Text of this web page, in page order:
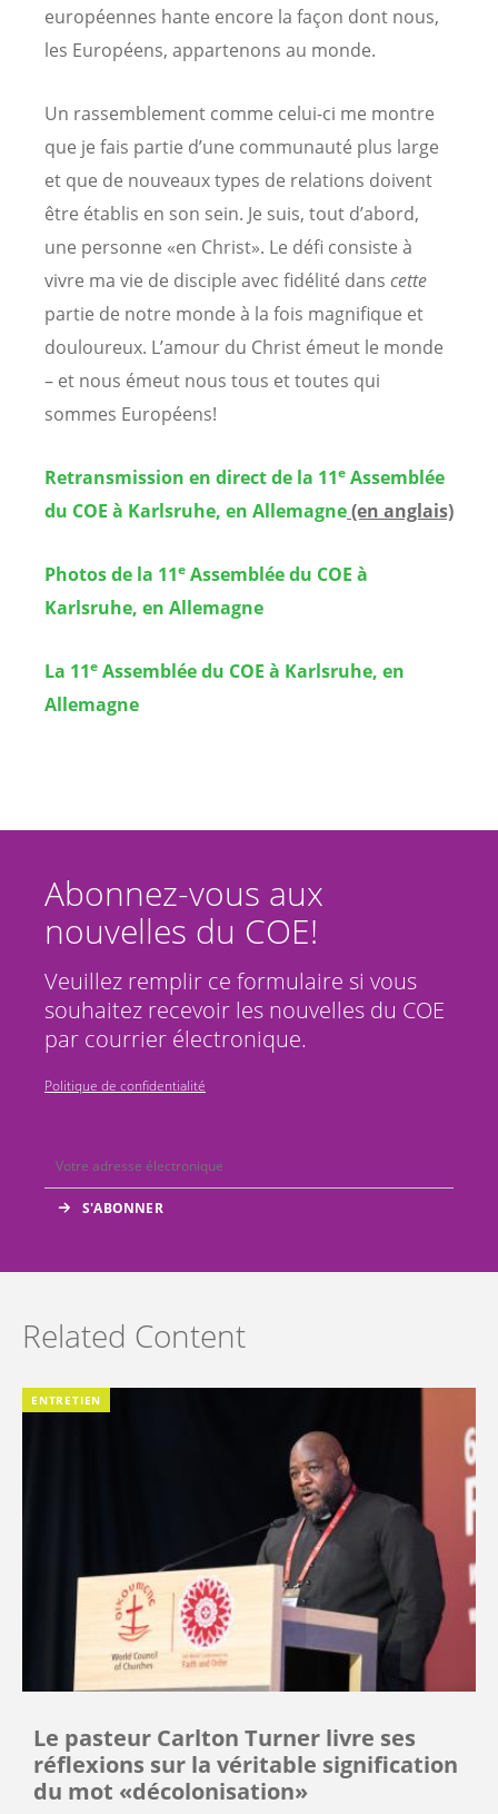
européennes hante encore la façon dont nous,
les Européens, appartenons au monde.
Un rassemblement comme celui-ci me montre
que je fais partie d’une communauté plus large
et que de nouveaux types de relations doivent
être établis en son sein. Je suis, tout d’abord,
une personne «en Christ». Le défi consiste à
vivre ma vie de disciple avec fidélité dans cette
partie de notre monde à la fois magnifique et
douloureux. L’amour du Christ émeut le monde
– et nous émeut nous tous et toutes qui
sommes Européens!
Retransmission en direct de la 11e Assemblée
du COE à Karlsruhe, en Allemagne(en anglais)
Photos de la 11e Assemblée du COE à
Karlsruhe, en Allemagne
La 11e Assemblée du COE à Karlsruhe, en
Allemagne
Abonnez-vous aux
nouvelles du COE!
Veuillez remplir ce formulaire si vous
souhaitez recevoir les nouvelles du COE
par courrier électronique.
Politique de confidentialité
Related Content
ENTRETIEN
Le pasteur Carlton Turner livre ses
réflexions sur la véritable signification
du mot «décolonisation»